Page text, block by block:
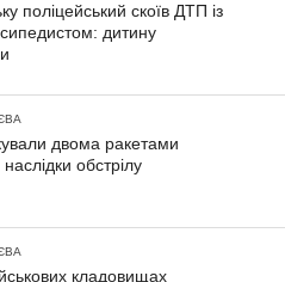
поліцейський скоїв ДТП із
дитину
двома ракетами
обстрілу
кладовищах